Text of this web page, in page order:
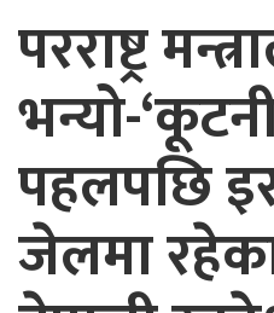
परराष्ट्र
भन्यो-
पहलपछि
जेलमा